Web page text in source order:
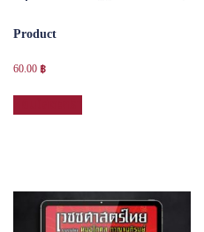
Product
60.00 ฿